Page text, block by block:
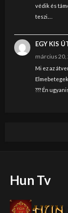
védik és
teszi.…
EGY KIS
március 20,
Mi ez az
??? Én
Hun Tv